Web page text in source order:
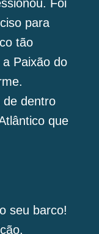
Foi
para
tão
Paixão do
de dentro
que
seu barco!